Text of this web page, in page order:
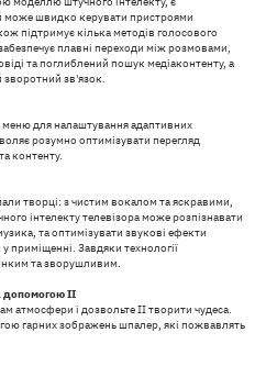
може швидко керувати пристроями
підтримує кілька методів голосового
плавні переходи між розмовами,
та поглиблений пошук медіаконтенту, а
зв'язок.
для налаштування адаптивних
розумно оптимізувати перегляд
контенту.
творці: з чистим вокалом та яскравими,
інтелекту телевізора може розпізнавати
та оптимізувати звукові ефекти
приміщенні. Завдяки технології
та зворушливим.
допомогою ІІ
атмосфери і дозвольте ІІ творити чудеса.
гарних зображень шпалер, які пожвавлять